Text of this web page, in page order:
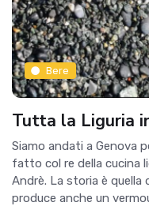
Bere
Tutta la Liguria
Siamo andati a Genova
fatto col re della cucina
Andrè. La storia è quella
produce anche un